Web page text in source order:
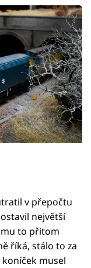
v přepočtu
největší
mu to přitom
říká, stálo to za
koníček musel